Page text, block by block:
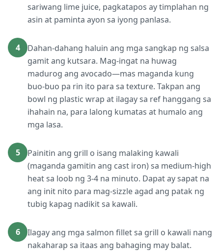
sariwang lime juice, pagkatapos ay timplahan ng
asin at paminta ayon sa iyong panlasa.
4
Dahan-dahang haluin ang mga sangkap ng salsa
gamit ang kutsara. Mag-ingat na huwag
madurog ang avocado—mas maganda kung
buo-buo pa rin ito para sa texture. Takpan ang
bowl ng plastic wrap at ilagay sa ref hanggang sa
ihahain na, para lalong kumatas at humalo ang
mga lasa.
5
Painitin ang grill o isang malaking kawali
(maganda gamitin ang cast iron) sa medium-high
heat sa loob ng 3-4 na minuto. Dapat ay sapat na
ang init nito para mag-sizzle agad ang patak ng
tubig kapag nadikit sa kawali.
6
Ilagay ang mga salmon fillet sa grill o kawali nang
nakaharap sa itaas ang bahaging may balat.